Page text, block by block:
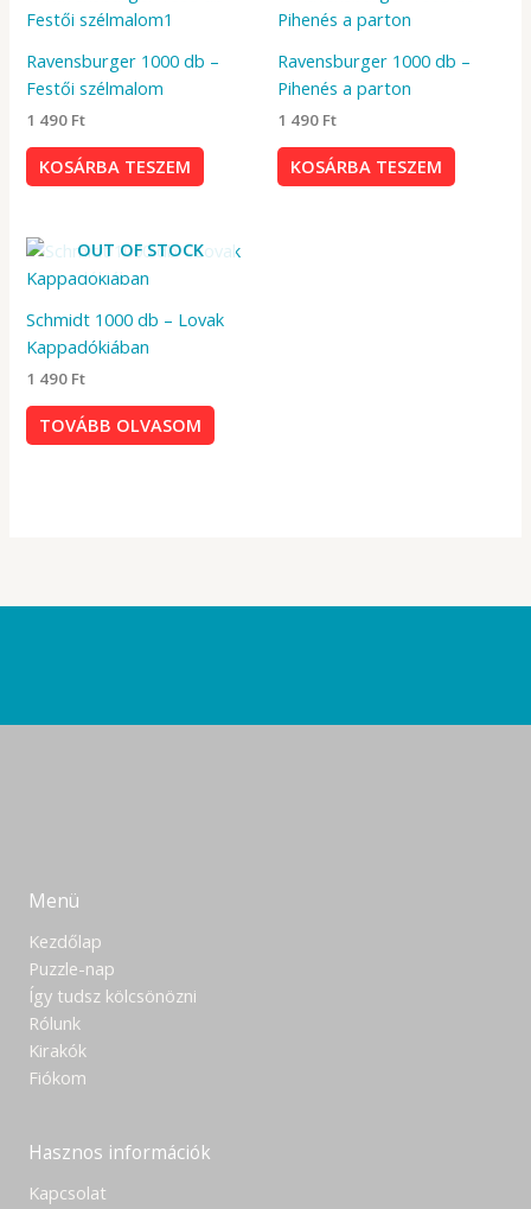
Ravensburger 1000 db –
Festői szélmalom
1 490 Ft
KOSÁRBA TESZEM
Ravensburger 1000 db –
Pihenés a parton
1 490 Ft
KOSÁRBA TESZEM
OUT OF STOCK
Schmidt 1000 db – Lovak
Kappadókiában
1 490 Ft
TOVÁBB OLVASOM
Menü
Kezdőlap
Puzzle-nap
Így tudsz kölcsönözni
Rólunk
Kirakók
Fiókom
Hasznos információk
Kapcsolat